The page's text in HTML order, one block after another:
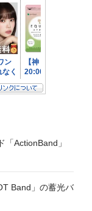
ActionBand」
Band」の蓄光バ